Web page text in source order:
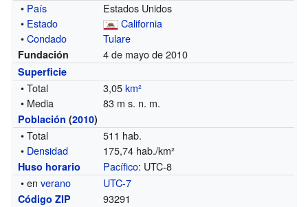
• País
Estados Unidos
• Estado
California
•Condado Tulare
Fundación 4 de mayo de 2010
Superficie
• Total 3,05km²
• Media
83 m s. n. m.
Población (2010)
• Total
511 hab.
• Densidad 175,74 hab./km²
Huso horario Pacífico: UTC-8
• enverano UTC-7
Código ZIP 93291